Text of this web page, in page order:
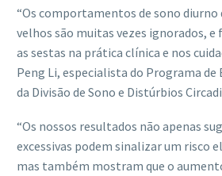
“Os comportamentos de sono diurno
velhos são muitas vezes ignorados,
as sestas na prática clínica e nos
Peng Li, especialista do Programa de
da Divisão de Sono e Distúrbios
“Os nossos resultados não apenas
excessivas podem sinalizar um risco
mas também mostram que o